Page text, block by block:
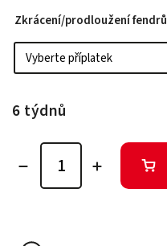
Zkrácení/prodloužení fendrů
6 týdnů